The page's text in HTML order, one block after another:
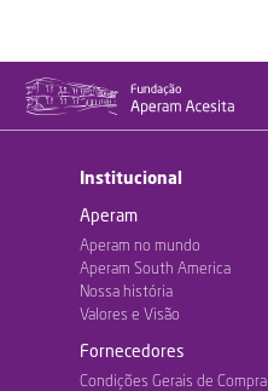
Institucional
Aperam
Aperam no mundo
Aperam South America
Nossa história
Valores e Visão
Fornecedores
Condições Gerais de Compra